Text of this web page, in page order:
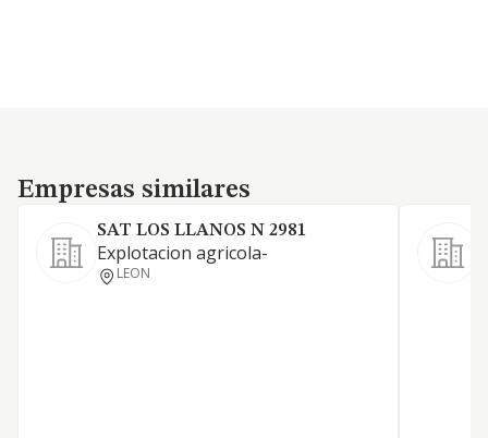
Empresas similares
Empresas similares
SAT LOS LLANOS N 2981
Explotacion agricola-
LEON